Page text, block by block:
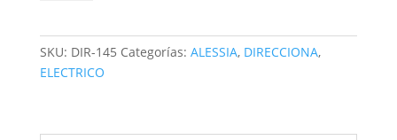
SKU: DIR-145 Categorías: ALESSIA, DIRECCIONA,
ELECTRICO